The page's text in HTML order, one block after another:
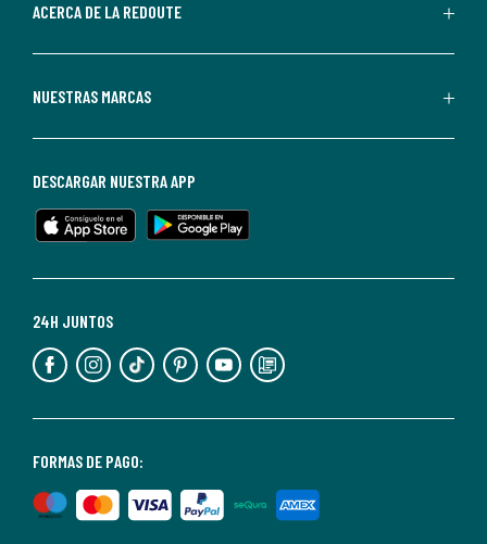
Redoute.
de
en
cualquier
Para
información,
puedes
de
privacidad</2>.
ACERCA DE LA REDOUTE
NUESTRAS MARCAS
FORMAS DE PAGO:
24H JUNTOS
DESCARGAR NUESTRA APP